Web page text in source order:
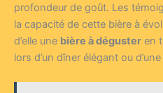
profondeur de goût. Les
la capacité de cette bière à
d’elle une bière à déguster en
lors d’un dîner élégant ou